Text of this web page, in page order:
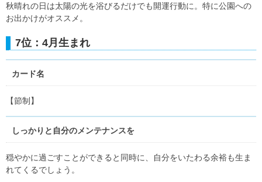
秋晴れの日は太陽の光を浴びるだけでも開運行動に。特に公園への
お出かけがオススメ。
7位：4月生まれ
カード名
【節制】
しっかりと自分のメンテナンスを
穏やかに過ごすことができると同時に、自分をいたわる余裕も生ま
れてくるでしょう。